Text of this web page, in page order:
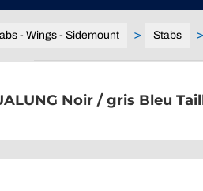
une
catégorie...
- Wings - Sidemount Stabs
Noir / gris Bleu